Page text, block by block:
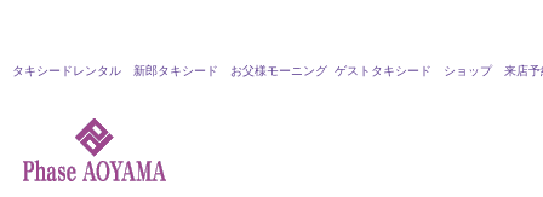
タキシードレンタル 新郎タキシード お父様モーニング ゲストタキシード ショップ 来店予